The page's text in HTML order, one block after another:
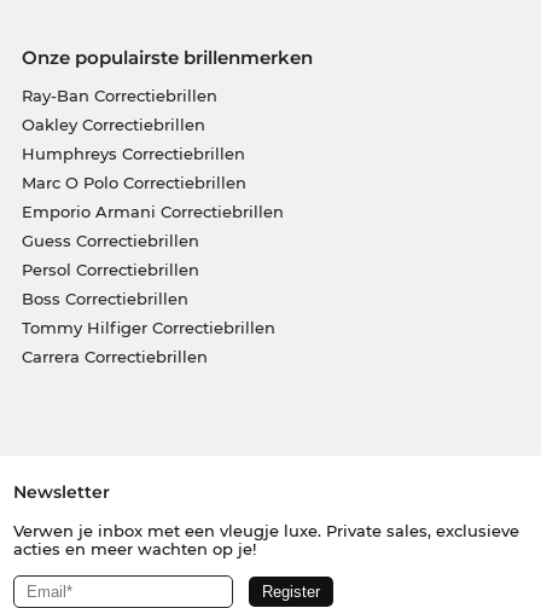
Onze populairste brillenmerken
Ray-Ban Correctiebrillen
Oakley Correctiebrillen
Humphreys Correctiebrillen
Marc O Polo Correctiebrillen
Emporio Armani Correctiebrillen
Guess Correctiebrillen
Persol Correctiebrillen
Boss Correctiebrillen
Tommy Hilfiger Correctiebrillen
Carrera Correctiebrillen
Newsletter
Verwen je inbox met een vleugje luxe. Private sales, exclusieve
acties en meer wachten op je!